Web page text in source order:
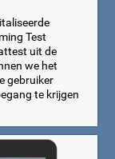
Test
uit de
we het
gebruiker
te krijgen